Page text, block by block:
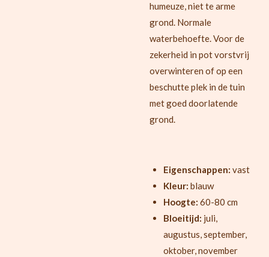
humeuze, niet te arme
grond. Normale
waterbehoefte. Voor de
zekerheid in pot vorstvrij
overwinteren of op een
beschutte plek in de tuin
met goed doorlatende
grond.
Eigenschappen: vast
Kleur: blauw
Hoogte: 60-80 cm
Bloeitijd: juli,
augustus, september,
oktober, november